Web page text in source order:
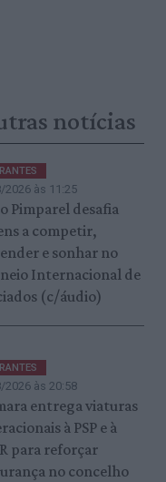
notícias
2026 às 11:25
Pimparel desafia
a competir,
e sonhar no
Internacional de
(c/áudio)
2026 às 20:58
entrega viaturas
à PSP e à
para reforçar
no concelho